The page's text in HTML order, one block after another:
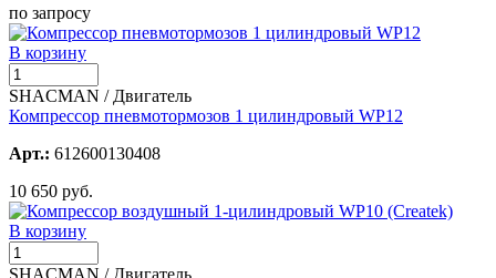
по запросу
В корзину
SHACMAN / Двигатель
Компрессор пневмотормозов 1 цилиндровый WP12
Арт.: 612600130408
10 650 руб.
В корзину
SHACMAN / Двигатель